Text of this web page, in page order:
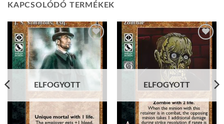
KAPCSOLÓDÓ TERMÉKEK
Add to
wishlist
ELFOGYOTT
Add to
wishlist
ELFOGYOTT